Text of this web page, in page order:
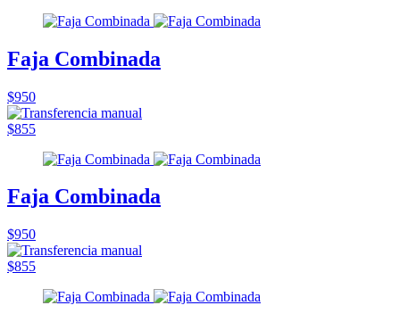
Faja Combinada
$950
$855
Faja Combinada
$950
$855